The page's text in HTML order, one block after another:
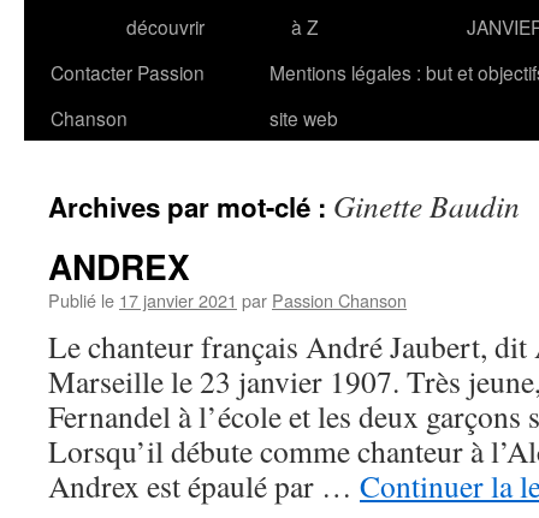
découvrir
à Z
Contacter Passion
Chanson
Mentions légales : but et
site web
Archives par mot-clé : Ginette Baudin
ANDREX
Publié le 17 janvier 2021 par Passion Chanson
Le chanteur français André Jaubert,
Marseille le 23 janvier 1907. Très
Fernandel à l’école et les deux garçons
Lorsqu’il débute comme chanteur à
Andrex est épaulé par … Continuer la